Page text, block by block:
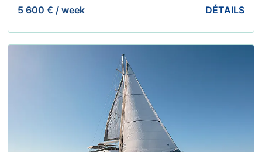
5 600 € / week DÉTAILS